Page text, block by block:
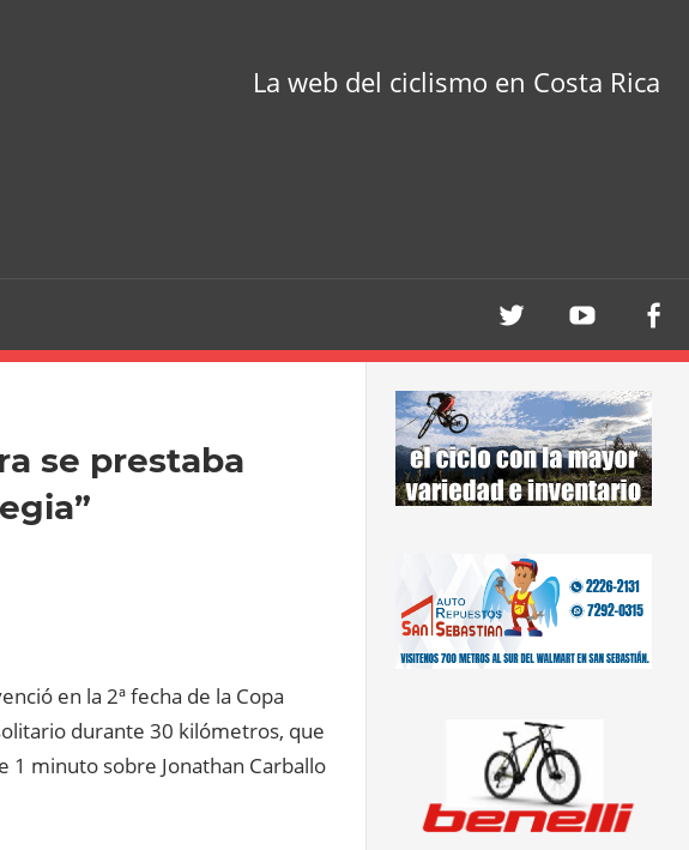
La web del ciclismo en Costa Rica
se prestaba
en la 2ª fecha de la Copa
durante 30 kilómetros, que
1 minuto sobre Jonathan Carballo